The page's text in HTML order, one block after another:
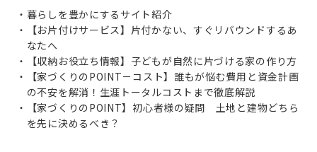
暮らしを豊かにするサイト紹介
【お片付けサービス】片付かない、すぐリバウンドするあ
なたへ
【収納お役立ち情報】子どもが自然に片づける家の作り方
【家づくりのPOINT－コスト】誰もが悩む費用と資金計画
の不安を解消！生涯トータルコストまで徹底解説
【家づくりのPOINT】初心者様の疑問 土地と建物どちら
を先に決めるべき？